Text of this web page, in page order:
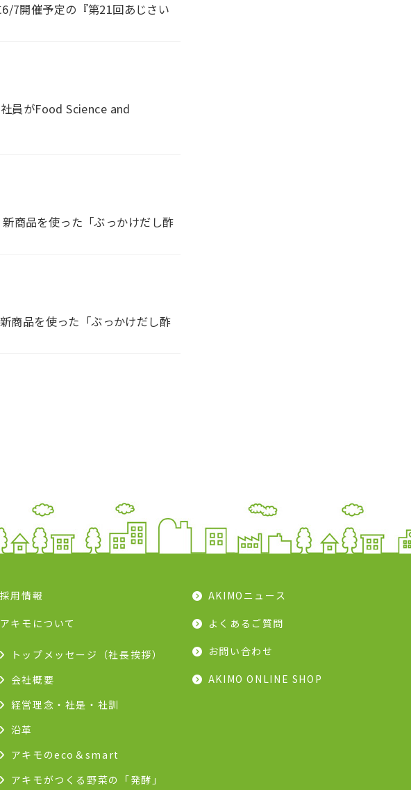
7開催予定の『第21回あじさい
員がFood Science and
商品を使った「ぶっかけだし酢
商品を使った「ぶっかけだし酢
採用情報
アキモについて
トップメッセージ（社長挨拶）
会社概要
経営理念・社是・社訓
沿革
アキモのeco＆smart
アキモがつくる野菜の「発酵」
AKIMOニュース
よくあるご質問
お問い合わせ
AKIMO ONLINE SHOP